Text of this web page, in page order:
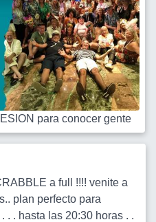
para conocer gente
a full !!!! venite a
plan perfecto para
. . hasta las 20:30 horas . .